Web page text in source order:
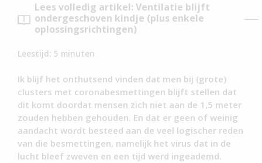
Lees volledig artikel: Ventilatie blijft
ondergeschoven kindje (plus enkele
oplossingsrichtingen)
Leestijd: 5 minuten
Ik blijf het onthutsend vinden dat men bij (grote)
clusters met coronabesmettingen blijft stellen dat
dit komt doordat mensen zich niet aan de 1,5 meter
zouden hebben gehouden. En dat er geen of weinig
aandacht wordt besteed aan de veel logischer reden
van die besmettingen, namelijk het virus dat in de
lucht bleef zweven en een tijd werd ingeademd.